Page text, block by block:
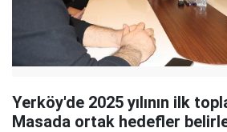
Yerköy'de 2025 yılının ilk
Masada ortak hedefler